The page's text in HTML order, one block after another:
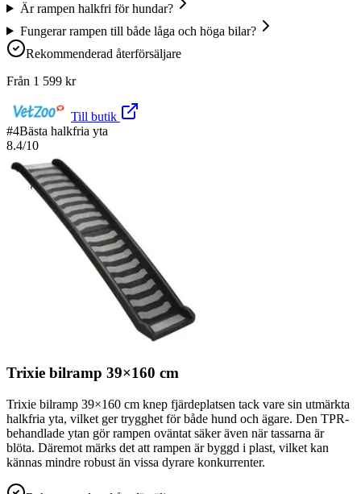
Är rampen halkfri för hundar?
Fungerar rampen till både låga och höga bilar?
Rekommenderad återförsäljare
Från 1 599 kr
Till butik
#4Bästa halkfria yta
8.4/10
Trixie bilramp 39×160 cm
Trixie bilramp 39×160 cm knep fjärdeplatsen tack vare sin utmärkta
halkfria yta, vilket ger trygghet för både hund och ägare. Den TPR-
behandlade ytan gör rampen oväntat säker även när tassarna är
blöta. Däremot märks det att rampen är byggd i plast, vilket kan
kännas mindre robust än vissa dyrare konkurrenter.